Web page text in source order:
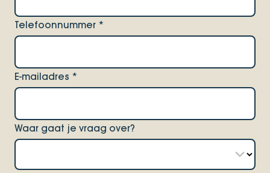
Telefoonnummer *
E-mailadres *
Waar gaat je vraag over?